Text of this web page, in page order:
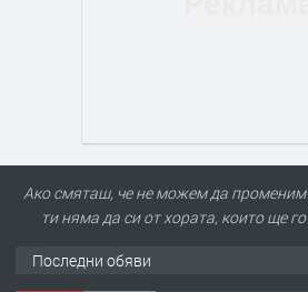
Ако смяташ, че не можем да променим
ти няма да си от хората, които ще
Последни обяви